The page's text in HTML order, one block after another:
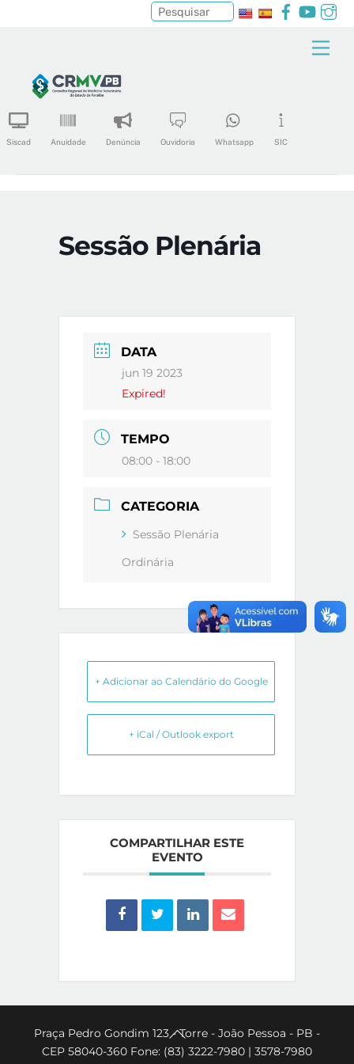
content
Facebook
Siscad Anuidade Denúncia Ouvidoria Whatsapp SIC
Pesquisar
Sessão Plenária
DATA
jun 19 2023
Expired!
TEMPO
08:00 - 18:00
CATEGORIA
Sessão Plenária
Ordinária
+ Adicionar ao Calendário do Google
+ iCal / Outlook export
COMPARTILHAR ESTE
EVENTO
Back
To
Praça Pedro Gondim 123 - Torre - João Pessoa - PB -
CEP 58040-360 Fone: (83) 3222-7980 | 3578-7980